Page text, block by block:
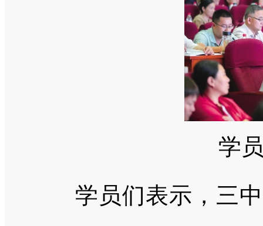
学
学员们表示，三中